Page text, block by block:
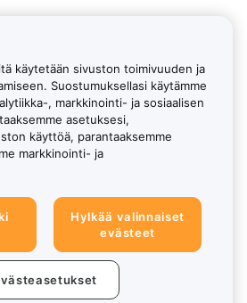
käytetään sivuston toimivuuden ja
Suostumuksellasi käytämme
, markkinointi- ja sosiaalisen
asetuksesi,
käyttöä, parantaaksemme
markkinointi- ja
Hylkää valinnaiset
evästeet